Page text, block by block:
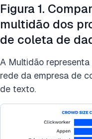
Figura 1.
multidão dos
de coleta de
A Multidão
rede da empresa de
de texto.